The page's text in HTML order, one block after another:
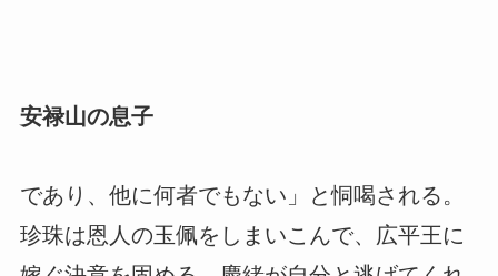
安禄山の息子
であり、他に何者でもない」と恫喝される。
珍珠は恩人の玉佩をしまいこんで、広平王に